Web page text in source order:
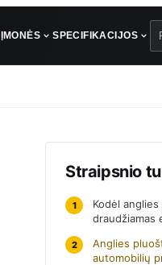
ĮMONĖS SPECIFIKACIJOS
Straipsnio
1
Kodėl
draudžiamas
2
Anglies
automobilių